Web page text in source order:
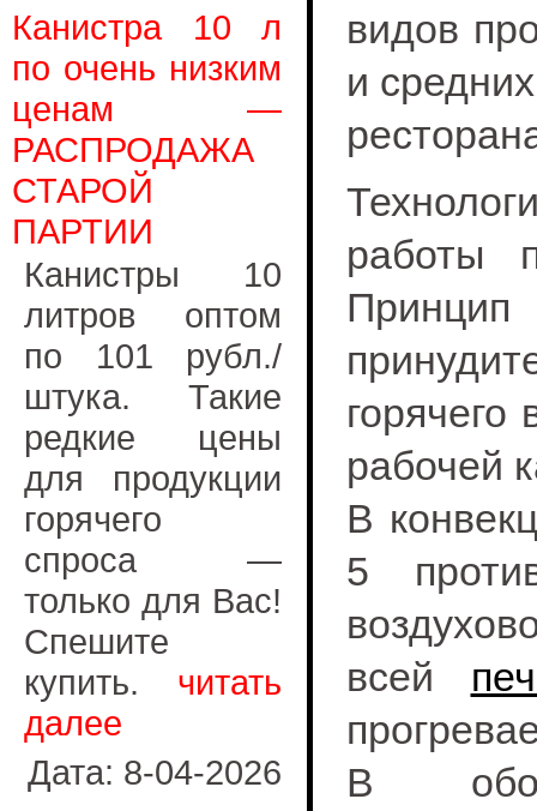
Канистра 10 л
по очень низким
ценам —
РАСПРОДАЖА
СТАРОЙ
ПАРТИИ
Канистры 10
литров оптом
по 101 рубл./
штука. Такие
редкие цены
для продукции
горячего
спроса —
только для Вас!
Спешите
купить. читать
далее
Дата: 8-04-2026
видов
и
работы
горячего
рабочей
В
5
всей
В